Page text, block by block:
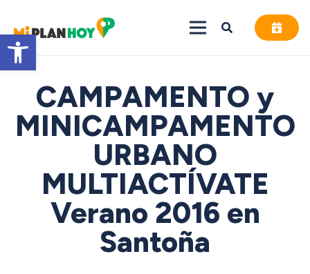
Abrir barra de herramientas
CAMPAMENTO y
MINICAMPAMENTO
URBANO
MULTIACTÍVATE
Verano 2016 en
Santoña